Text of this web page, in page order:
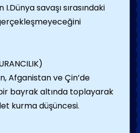
savaşı sırasındaki
Afganistan ve Çin’de
bayrak altında toplayarak
kurma düşüncesi.